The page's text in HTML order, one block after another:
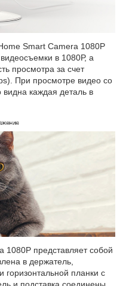
Smart Camera 1080P
в 1080Р, а
просмотра за счет
При просмотре видео со
каждая деталь в
представляет собой
в держатель,
горизонтальной планки с